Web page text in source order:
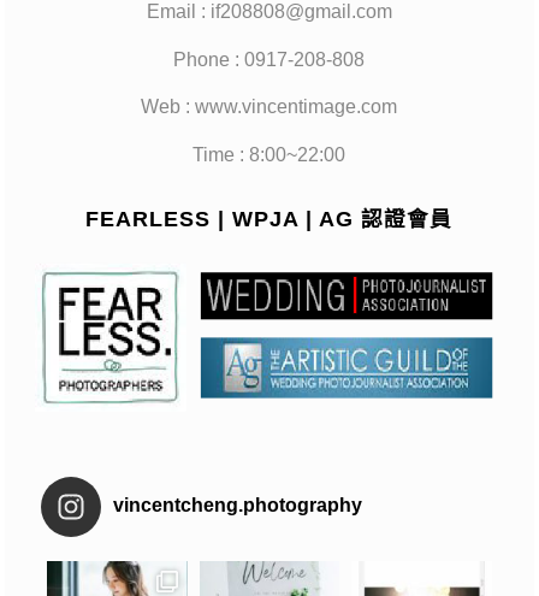
Email : if208808@gmail.com
Phone : 0917-208-808
Web : www.vincentimage.com
Time : 8:00~22:00
FEARLESS | WPJA | AG 認證會員
vincentcheng.photography